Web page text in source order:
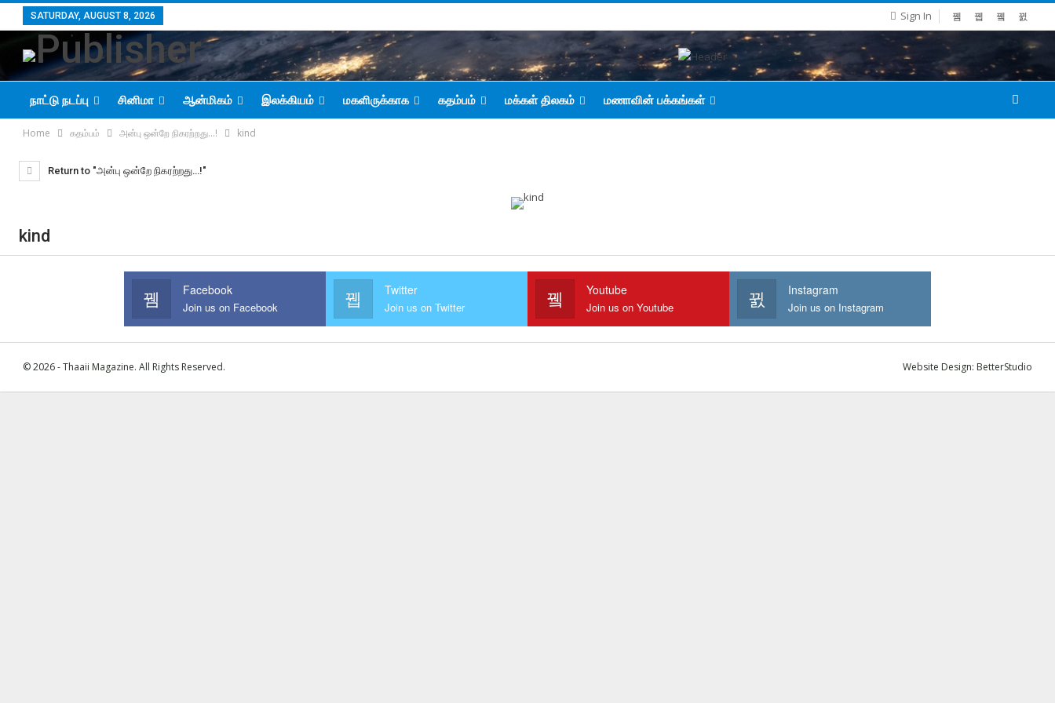
Sign In
SATURDAY, AUGUST 8, 2026
நாட்டு நடப்பு சினிமா ஆன்மிகம் இலக்கியம் மகளிருக்காக கதம்பம் மக்கள் திலகம் மணாவின் பக்கங்கள்
Home கதம்பம் அன்பு ஒன்றே நிகரற்றது…! kind
Return to "அன்பு ஒன்றே நிகரற்றது…!"
kind
Facebook
Join us on Facebook
Twitter
Join us on Twitter
Youtube
Join us on Youtube
Instagram
Join us on Instagram
© 2026 - Thaaii Magazine. All Rights Reserved. Website Design: BetterStudio